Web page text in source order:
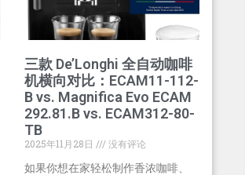
三款 De’Longhi 全自动咖啡
机横向对比：ECAM11-112-
B vs. Magnifica Evo ECAM
292.81.B vs. ECAM312-80-
TB
2025年11月28日
没有评论
如果你想在家轻松制作香浓咖啡、